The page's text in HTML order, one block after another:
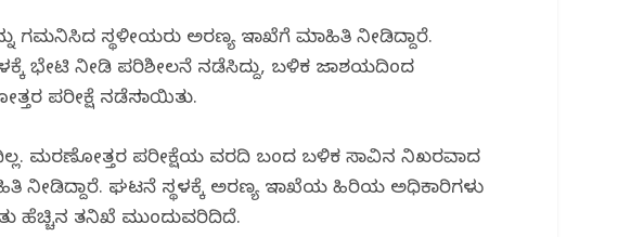
ಗಮನಿಸಿದ ಸ್ಥಳೀಯರು ಅರಣ್ಯ ಇಲಾಖೆಗೆ ಮಾಹಿತಿ ನೀಡಿದ್ದಾರೆ.
ಭೇಟಿ ನೀಡಿ ಪರಿಶೀಲನೆ ನಡೆಸಿದ್ದು, ಬಳಿಕ ಜಲಾಶಯದಿಂದ
ಪರೀಕ್ಷೆ ನಡೆಸಲಾಯಿತು.
ಮರಣೋತ್ತರ ಪರೀಕ್ಷೆಯ ವರದಿ ಬಂದ ಬಳಿಕ ಸಾವಿನ ನಿಖರವಾದ
ನೀಡಿದ್ದಾರೆ. ಘಟನೆ ಸ್ಥಳಕ್ಕೆ ಅರಣ್ಯ ಇಲಾಖೆಯ ಹಿರಿಯ ಅಧಿಕಾರಿಗಳು
ಹೆಚ್ಚಿನ ತನಿಖೆ ಮುಂದುವರಿದಿದೆ.